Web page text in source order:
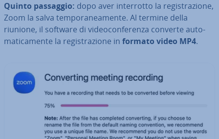
Quinto passaggio: dopo aver in­ter­rot­to la re­gi­stra­zio­ne,
Zoom la salva tem­po­ra­nea­men­te. Al termine della
riunione, il software di vi­deo­con­fe­ren­za converte au­to­
ma­ti­ca­men­te la re­gi­stra­zio­ne in formato video MP4.